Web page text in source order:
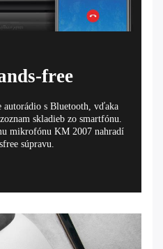
free
s Bluetooth, vďaka
skladieb zo smartfónu.
mikrofónu KM 2007 nahradí
súpravu.